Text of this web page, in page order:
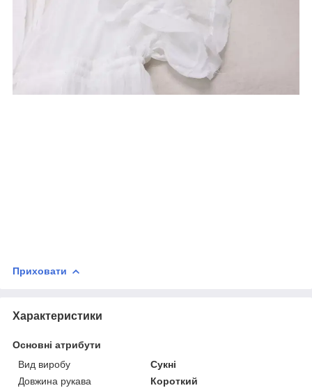
Приховати
Характеристики
Основні атрибути
Вид виробу
Сукні
Довжина рукава
Короткий